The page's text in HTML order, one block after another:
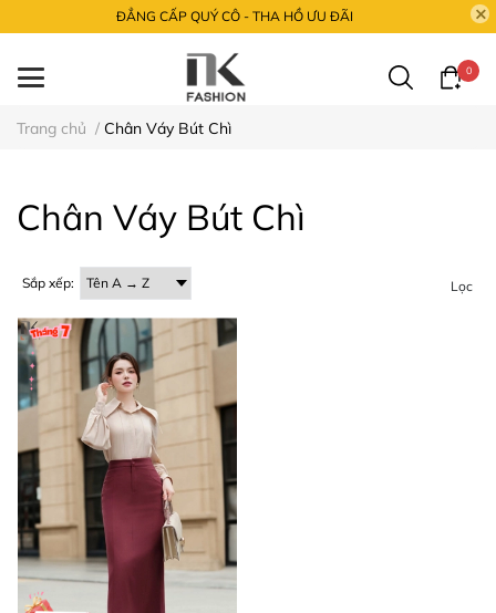
ĐẲNG CẤP QUÝ CÔ - THA HỒ ƯU ĐÃI
0
Trang chủ / Chân Váy Bút Chì
Chân Váy Bút Chì
Sắp xếp: Lọc